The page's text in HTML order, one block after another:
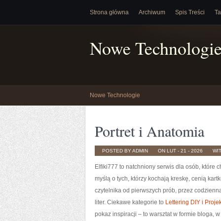
Strona główna Archiwum Spis Treści
Nowe
Nowe Technologie
Portret i Anatomia
POSTED BY ADMIN ON LUT - 21 - 2026
Elfiki777 to natchniony serwis dla osób, które
myślą o tych, którzy kochają kreskę, cenią
czytelnika od pierwszych prób, przez
liter. Ciekawe kategorie to Lettering DIY i
pokaz inspiracji – to warsztat w formie bloga,